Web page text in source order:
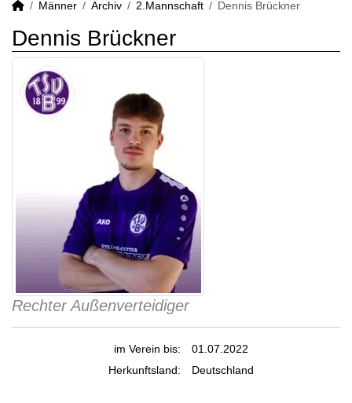
Männer Archiv 2.Mannschaft Dennis Brückner
Dennis Brückner
Rechter Außenverteidiger
im Verein bis:
01.07.2022
Herkunftsland:
Deutschland